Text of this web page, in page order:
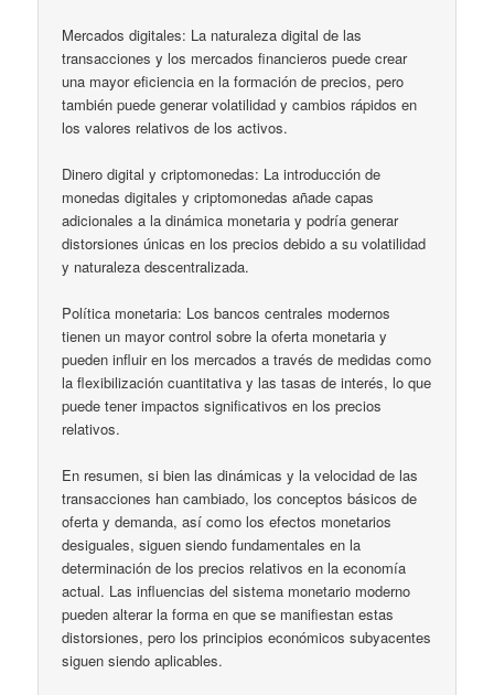
Mercados digitales: La naturaleza digital de las
transacciones y los mercados financieros puede crear
una mayor eficiencia en la formación de precios, pero
también puede generar volatilidad y cambios rápidos en
los valores relativos de los activos.
Dinero digital y criptomonedas: La introducción de
monedas digitales y criptomonedas añade capas
adicionales a la dinámica monetaria y podría generar
distorsiones únicas en los precios debido a su volatilidad
y naturaleza descentralizada.
Política monetaria: Los bancos centrales modernos
tienen un mayor control sobre la oferta monetaria y
pueden influir en los mercados a través de medidas como
la flexibilización cuantitativa y las tasas de interés, lo que
puede tener impactos significativos en los precios
relativos.
En resumen, si bien las dinámicas y la velocidad de las
transacciones han cambiado, los conceptos básicos de
oferta y demanda, así como los efectos monetarios
desiguales, siguen siendo fundamentales en la
determinación de los precios relativos en la economía
actual. Las influencias del sistema monetario moderno
pueden alterar la forma en que se manifiestan estas
distorsiones, pero los principios económicos subyacentes
siguen siendo aplicables.